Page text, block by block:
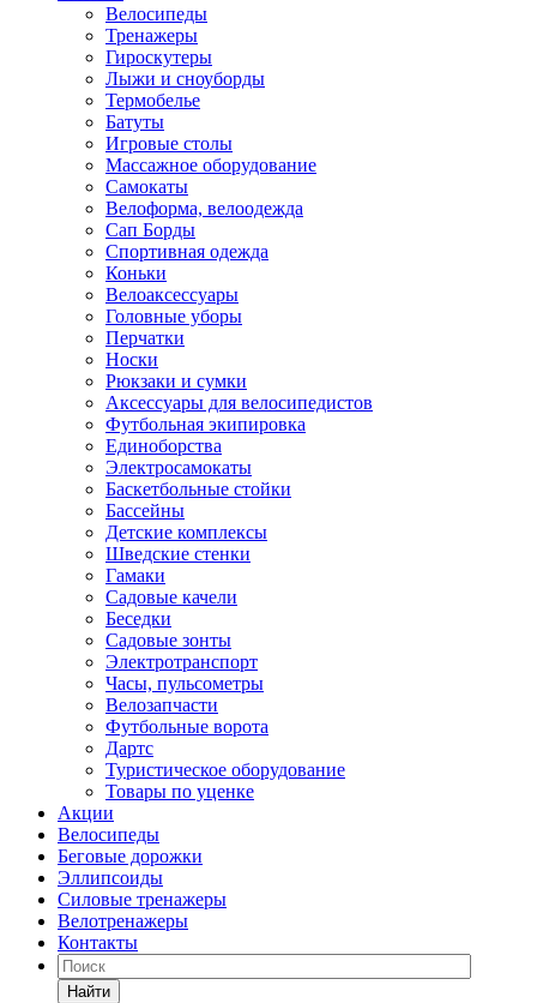
Велосипеды
Тренажеры
Гироскутеры
Лыжи и сноуборды
Термобелье
Батуты
Игровые столы
Массажное оборудование
Самокаты
Велоформа, велоодежда
Сап Борды
Спортивная одежда
Коньки
Велоаксессуары
Головные уборы
Перчатки
Носки
Рюкзаки и сумки
Аксессуары для велосипедистов
Футбольная экипировка
Единоборства
Электросамокаты
Баскетбольные стойки
Бассейны
Детские комплексы
Шведские стенки
Гамаки
Садовые качели
Беседки
Садовые зонты
Электротранспорт
Часы, пульсометры
Велозапчасти
Футбольные ворота
Дартс
Туристическое оборудование
Товары по уценке
Акции
Велосипеды
Беговые дорожки
Эллипсоиды
Силовые тренажеры
Велотренажеры
Контакты
Найти